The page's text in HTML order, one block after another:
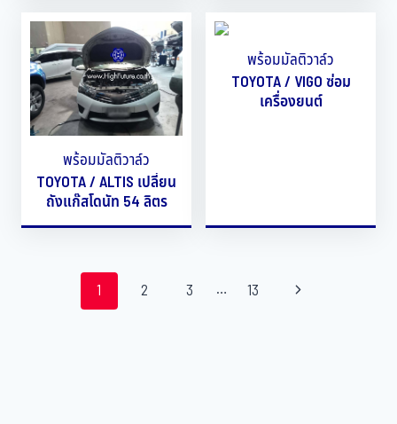
พร้อมมัลติวาล์ว
TOYOTA / ALTIS เปลี่ยน
ถังแก๊สโดนัท 54 ลิตร
พร้อมมัลติวาล์ว
TOYOTA / VIGO ซ่อม
เครื่องยนต์
1 2 3 … 13